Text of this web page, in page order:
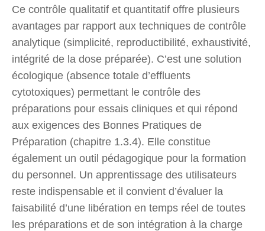
Ce contrôle qualitatif et quantitatif offre plusieurs
avantages par rapport aux techniques de contrôle
analytique (simplicité, reproductibilité, exhaustivité,
intégrité de la dose préparée). C’est une solution
écologique (absence totale d’effluents
cytotoxiques) permettant le contrôle des
préparations pour essais cliniques et qui répond
aux exigences des Bonnes Pratiques de
Préparation (chapitre 1.3.4). Elle constitue
également un outil pédagogique pour la formation
du personnel. Un apprentissage des utilisateurs
reste indispensable et il convient d’évaluer la
faisabilité d’une libération en temps réel de toutes
les préparations et de son intégration à la charge